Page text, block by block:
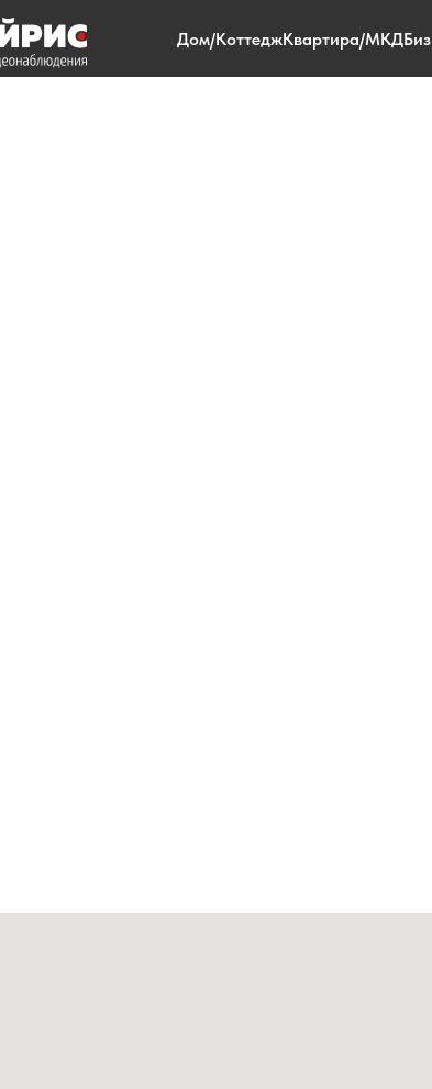
Дом/КоттеджКвартира/МКД